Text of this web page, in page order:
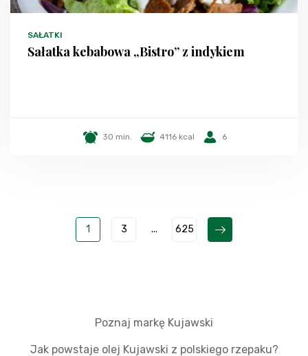
SAŁATKI
Sałatka kebabowa „Bistro” z indykiem
30 min. 4116 kcal 6
1 3 ... 625
Poznaj markę Kujawski
Jak powstaje olej Kujawski z polskiego rzepaku?